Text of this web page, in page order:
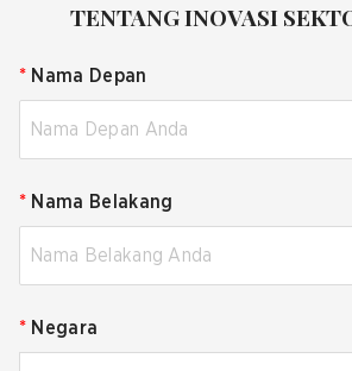
TENTANG INOVASI
* Nama Depan
* Nama Belakang
* Negara